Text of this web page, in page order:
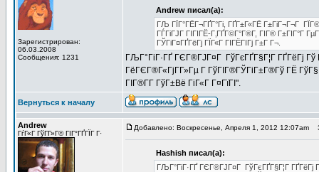
Зарегистрирован:
06.03.2008
Сообщения: 1231
Andrew писал(а):
ГЉ ГЇГ°ГЁГ¬ГҐГ°Гі, ГҐГ±Г«ГЁ Г±ГіГ¬Г¬Г
ГЃГіГЈГ ГІГІГЁ-Г‚ГҐГ©Г°Г®Г­, ГІГ® Г±ГІГ°Г
ГЎГіГ¤ГҐГёГј ГЇГ«Г ГІГЁГІГј Г±Г Г¬.
ГЉГ°ГіГ·ГҐ ГЄГ®ГЈГ¤Г ГўГєГҐГ§Г¦Г ГҐГёГј
ГёГЄГ®Г«ГјГ­Г»Гµ Г ГўГІГ®ГЎГіГ±Г®Гў ГЁ
ГІГ®Г­Г­ ГўГ±Вё ГіГ«Г Г¤ГїГІ".
Вернуться к началу
Andrew
ГѓГ«Г ГўГ­Г»Г© ГІГ°ГҐГЇГ Г·
Добавлено: Воскресенье, Апреля 1, 2012 12:07am
Hashish писал(а):
ГЉГ°ГіГ·ГҐ ГЄГ®ГЈГ¤Г ГўГєГҐГ§Г¦Г